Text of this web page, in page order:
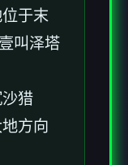
于末
叫泽塔
猎
方向